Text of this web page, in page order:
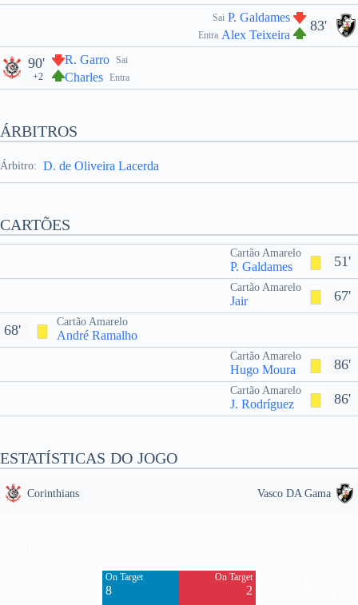
83'
Sai P. Galdames
Entra Alex Teixeira
Sai
R. Garro
Entra
Charles
90'
+2
ÁRBITROS
Árbitro: D. de Oliveira Lacerda
CARTÕES
51'
Cartão Amarelo
P. Galdames
67'
Cartão Amarelo
Jair
Cartão Amarelo
André Ramalho
68'
86'
Cartão Amarelo
Hugo Moura
86'
Cartão Amarelo
J. Rodríguez
ESTATÍSTICAS DO JOGO
Corinthians Vasco DA Gama
On Target
8
On Target
2